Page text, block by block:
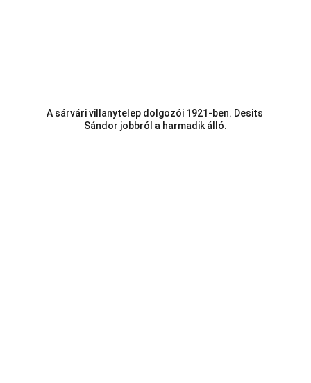
A sárvári villanytelep dolgozói 1921-ben. Desits
Sándor jobbról a harmadik álló.